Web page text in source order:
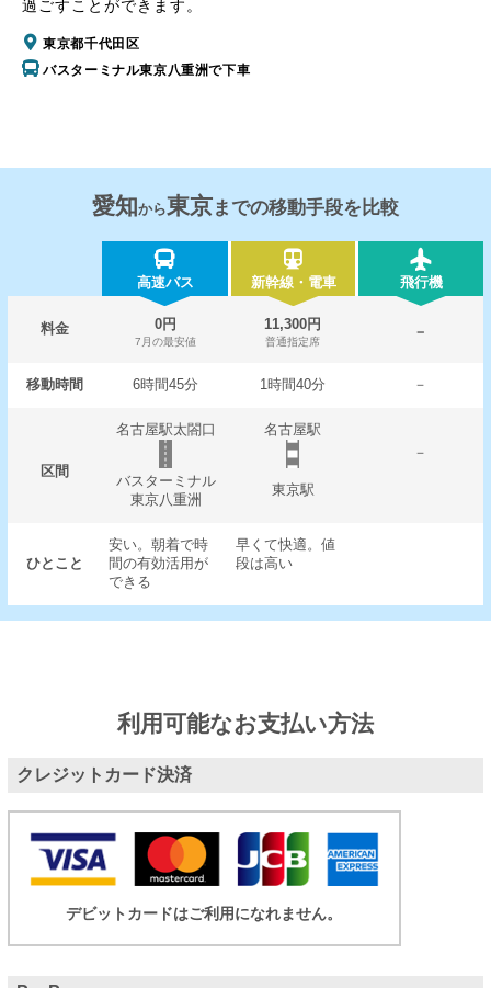
過ごすことができます。
東京都千代田区
バスターミナル東京八重洲で下車
愛知から東京までの移動手段を比較
高速バス 新幹線・電車 飛行機
料金 0円
7月の最安値
11,300円
普通指定席
－
移動時間 6時間45分 1時間40分 －
区間
名古屋駅太閤口
名古屋駅
－
バスターミナル
東京八重洲
東京駅
ひとこと
安い。朝着で時
間の有効活用が
できる
早くて快適。値
段は高い
利用可能なお支払い方法
クレジットカード決済
デビットカードはご利用になれません。